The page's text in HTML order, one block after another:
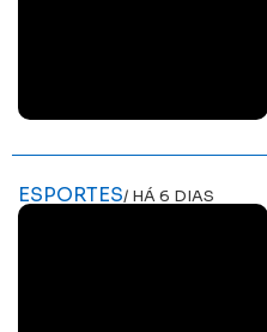
ESPORTES/ HÁ 6 DIAS